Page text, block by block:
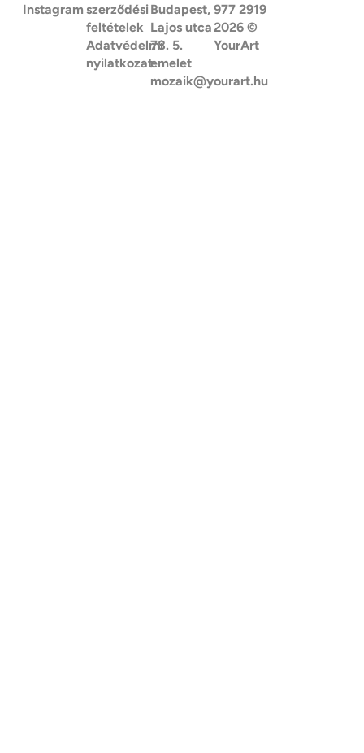
Instagramszerződési
feltételek
Adatvédelmi
nyilatkozat
Budapest,
Lajos utca
78. 5.
emelet
mozaik@yourart.hu
977 2919
2026 ©
YourArt